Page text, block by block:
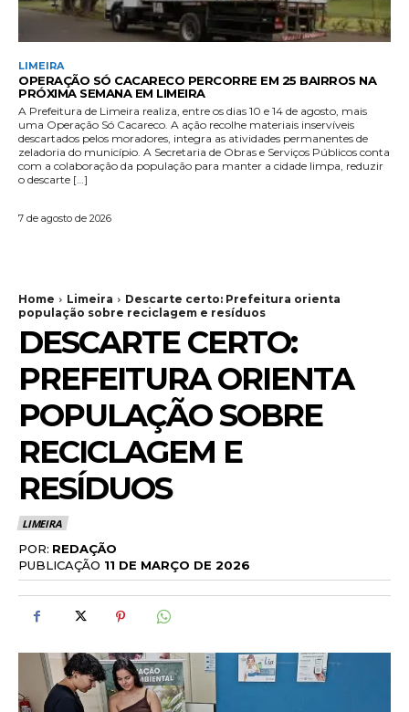
LIMEIRA
OPERAÇÃO SÓ CACARECO PERCORRE EM 25 BAIRROS NA
PRÓXIMA SEMANA EM LIMEIRA
A Prefeitura de Limeira realiza, entre os dias 10 e 14 de agosto, mais
uma Operação Só Cacareco. A ação recolhe materiais inservíveis
descartados pelos moradores, integra as atividades permanentes de
zeladoria do município. A Secretaria de Obras e Serviços Públicos conta
com a colaboração da população para manter a cidade limpa, reduzir
o descarte […]
7 de agosto de 2026